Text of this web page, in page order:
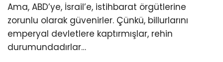
Ama, ABD’ye, İsrail’e, istihbarat örgütlerine
zorunlu olarak güvenirler. Çünkü, billurlarını
emperyal devletlere kaptırmışlar, rehin
durumundadırlar…